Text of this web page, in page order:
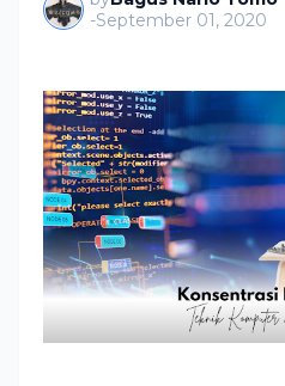
-September 01, 2020